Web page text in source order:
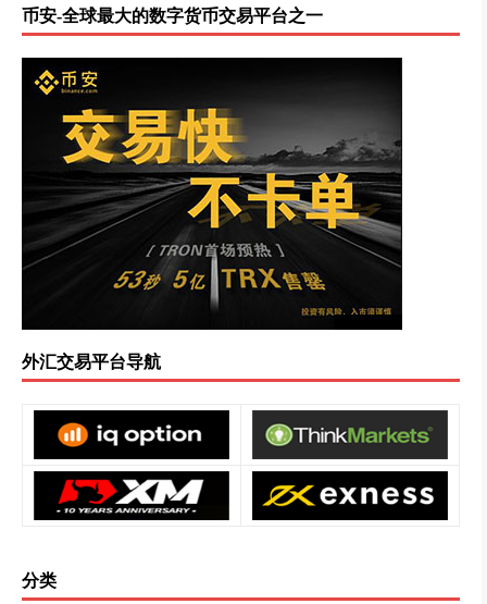
币安-全球最大的数字货币交易平台之一
外汇交易平台导航
分类